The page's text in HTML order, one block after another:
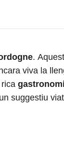
.
viva la
suggestiu